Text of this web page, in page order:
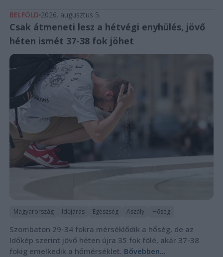
BELFÖLD 2026. augusztus 5.
Csak átmeneti lesz a hétvégi enyhülés, jövő
héten ismét 37-38 fok jöhet
Magyarország Időjárás Egészség Aszály Hőség
Szombaton 29-34 fokra mérséklődik a hőség, de az
Időkép szerint jövő héten újra 35 fok fölé, akár 37-38
fokig emelkedik a hőmérséklet. Bővebben...